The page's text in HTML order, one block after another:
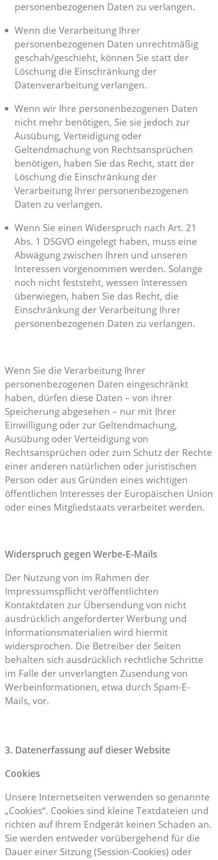
personenbezogenen Daten zu verlangen.
Wenn die Verarbeitung Ihrer
personenbezogenen Daten unrechtmäßig
geschah/geschieht, können Sie statt der
Löschung die Einschränkung der
Datenverarbeitung verlangen.
Wenn wir Ihre personenbezogenen Daten
nicht mehr benötigen, Sie sie jedoch zur
Ausübung, Verteidigung oder
Geltendmachung von Rechtsansprüchen
benötigen, haben Sie das Recht, statt der
Löschung die Einschränkung der
Verarbeitung Ihrer personenbezogenen
Daten zu verlangen.
Wenn Sie einen Widerspruch nach Art. 21
Abs. 1 DSGVO eingelegt haben, muss eine
Abwägung zwischen Ihren und unseren
Interessen vorgenommen werden. Solange
noch nicht feststeht, wessen Interessen
überwiegen, haben Sie das Recht, die
Einschränkung der Verarbeitung Ihrer
personenbezogenen Daten zu verlangen.
Wenn Sie die Verarbeitung Ihrer
personenbezogenen Daten eingeschränkt
haben, dürfen diese Daten – von ihrer
Speicherung abgesehen – nur mit Ihrer
Einwilligung oder zur Geltendmachung,
Ausübung oder Verteidigung von
Rechtsansprüchen oder zum Schutz der Rechte
einer anderen natürlichen oder juristischen
Person oder aus Gründen eines wichtigen
öffentlichen Interesses der Europäischen Union
oder eines Mitgliedstaats verarbeitet werden.
Widerspruch gegen Werbe-E-Mails
Der Nutzung von im Rahmen der
Impressumspflicht veröffentlichten
Kontaktdaten zur Übersendung von nicht
ausdrücklich angeforderter Werbung und
Informationsmaterialien wird hiermit
widersprochen. Die Betreiber der Seiten
behalten sich ausdrücklich rechtliche Schritte
im Falle der unverlangten Zusendung von
Werbeinformationen, etwa durch Spam-E-
Mails, vor.
3. Datenerfassung auf dieser Website
Cookies
Unsere Internetseiten verwenden so genannte
„Cookies“. Cookies sind kleine Textdateien und
richten auf Ihrem Endgerät keinen Schaden an.
Sie werden entweder vorübergehend für die
Dauer einer Sitzung (Session-Cookies) oder